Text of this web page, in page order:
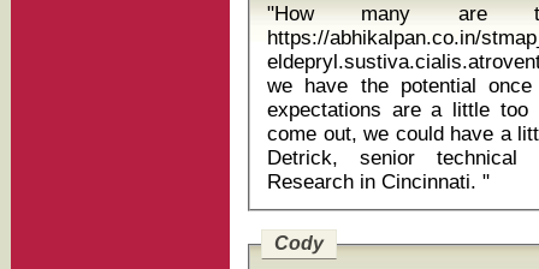
"How many are
https://abhikalpan.co.in/
eldepryl.sustiva.cialis.atrovent
we have the potential
expectations are a little too
come out, we could have a
Detrick, senior technical
Research in Cincinnati. "
Cody